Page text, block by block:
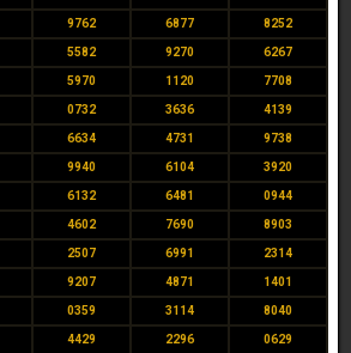
9762 6877 8252
5582 9270 6267
5970 1120 7708
0732 3636 4139
6634 4731 9738
9940 6104 3920
6132 6481 0944
4602 7690 8903
2507 6991 2314
9207 4871 1401
0359 3114 8040
4429 2296 0629